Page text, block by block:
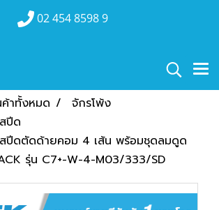
02 454 8598 9
าทั้งหมด
จักรโพ้ง
ปีด
สปีดตัดด้ายคอม 4 เส้น พร้อมชุดลมดูด
รุ่น C7+-W-4-M03/333/SD